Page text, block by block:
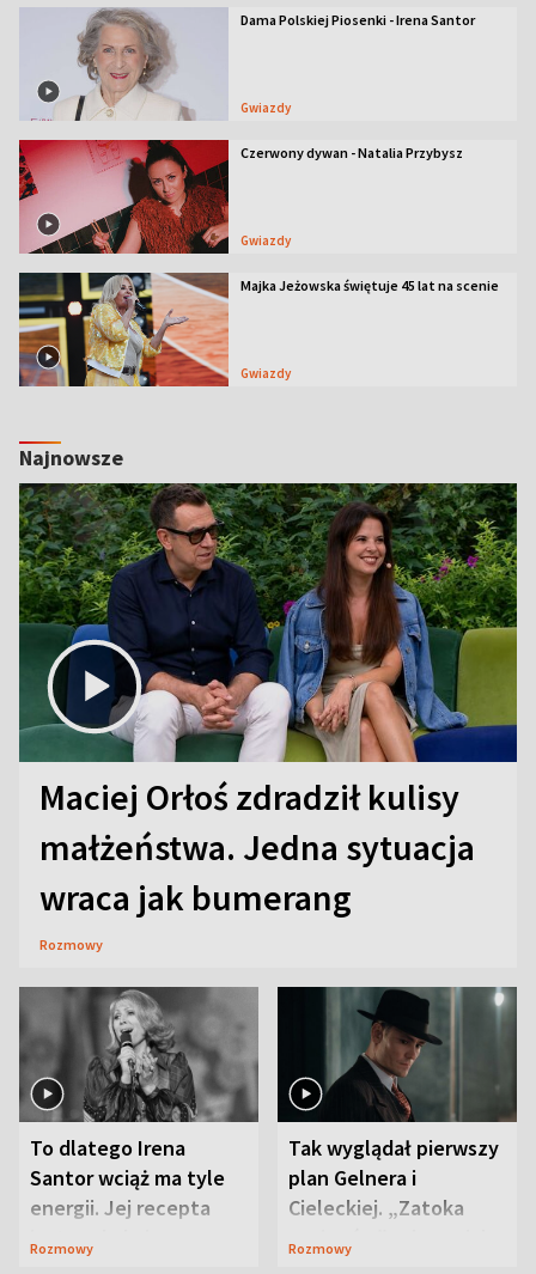
Dama Polskiej Piosenki - Irena Santor
Gwiazdy
Czerwony dywan - Natalia Przybysz
Gwiazdy
Majka Jeżowska świętuje 45 lat na scenie
Gwiazdy
Najnowsze
Maciej Orłoś zdradził kulisy
małżeństwa. Jedna sytuacja
wraca jak bumerang
Rozmowy
To dlatego Irena
Santor wciąż ma tyle
energii. Jej recepta
jest zaskakująco
Rozmowy
Tak wyglądał pierwszy
plan Gelnera i
Cieleckiej. „Zatoka
szpiegów” od razu ich
Rozmowy